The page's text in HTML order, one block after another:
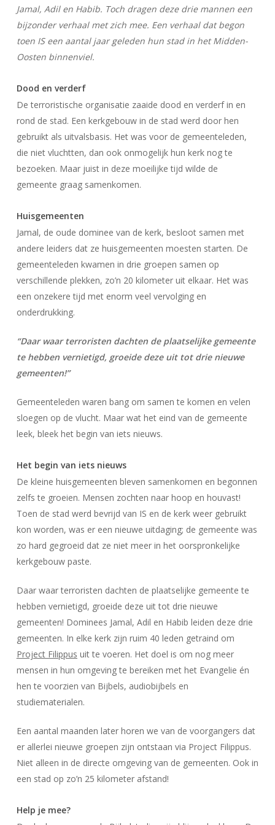
Jamal, Adil en Habib. Toch dragen deze drie mannen een
bijzonder verhaal met zich mee. Een verhaal dat begon
toen IS een aantal jaar geleden hun stad in het Midden-
Oosten binnenviel.
Dood en verderf
De terroristische organisatie zaaide dood en verderf in en
rond de stad. Een kerkgebouw in de stad werd door hen
gebruikt als uitvalsbasis. Het was voor de gemeenteleden,
die niet vluchtten, dan ook onmogelijk hun kerk nog te
bezoeken. Maar juist in deze moeilijke tijd wilde de
gemeente graag samenkomen.
Huisgemeenten
Jamal, de oude dominee van de kerk, besloot samen met
andere leiders dat ze huisgemeenten moesten starten. De
gemeenteleden kwamen in drie groepen samen op
verschillende plekken, zo’n 20 kilometer uit elkaar. Het was
een onzekere tijd met enorm veel vervolging en
onderdrukking.
“Daar waar terroristen dachten de plaatselijke gemeente
te hebben vernietigd, groeide deze uit tot drie nieuwe
gemeenten!”
Gemeenteleden waren bang om samen te komen en velen
sloegen op de vlucht. Maar wat het eind van de gemeente
leek, bleek het begin van iets nieuws.
Het begin van iets nieuws
De kleine huisgemeenten bleven samenkomen en begonnen
zelfs te groeien. Mensen zochten naar hoop en houvast!
Toen de stad werd bevrijd van IS en de kerk weer gebruikt
kon worden, was er een nieuwe uitdaging; de gemeente was
zo hard gegroeid dat ze niet meer in het oorspronkelijke
kerkgebouw paste.
Daar waar terroristen dachten de plaatselijke gemeente te
hebben vernietigd, groeide deze uit tot drie nieuwe
gemeenten! Dominees Jamal, Adil en Habib leiden deze drie
gemeenten. In elke kerk zijn ruim 40 leden getraind om
Project Filippus uit te voeren. Het doel is om nog meer
mensen in hun omgeving te bereiken met het Evangelie én
hen te voorzien van Bijbels, audiobijbels en
studiematerialen.
Een aantal maanden later horen we van de voorgangers dat
er allerlei nieuwe groepen zijn ontstaan via Project Filippus.
Niet alleen in de directe omgeving van de gemeenten. Ook in
een stad op zo’n 25 kilometer afstand!
Help je mee?